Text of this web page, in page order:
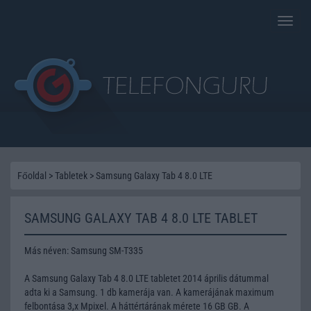
Toggle
Főoldal >Tabletek > Samsung Galaxy Tab 4 8.0 LTE
SAMSUNG GALAXY TAB 4 8.0 LTE TABLET
Más néven: Samsung SM-T335
A Samsung Galaxy Tab 4 8.0 LTE tabletet 2014 április dátummal
adta ki a Samsung. 1 db kamerája van. A kamerájának maximum
felbontása 3,x Mpixel. A háttértárának mérete 16 GB GB. A